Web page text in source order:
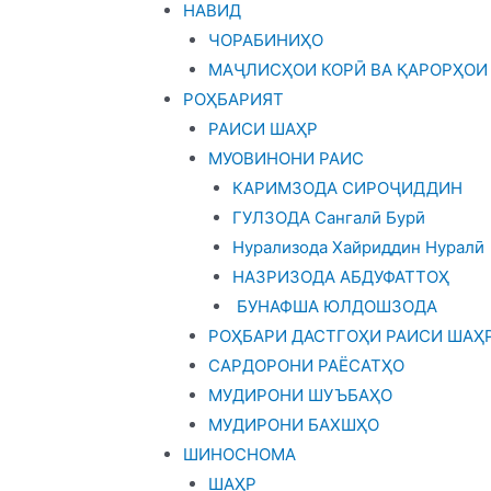
НАВИД
ЧОРАБИНИҲО
МАҶЛИСҲОИ КОРӢ ВА
РОҲБАРИЯТ
РАИСИ ШАҲР
МУОВИНОНИ РАИС
КАРИМЗОДА СИРОҶИДДИН
ГУЛЗОДА Сангалӣ Бурӣ
Нурализода Хайриддин Нуралӣ
НАЗРИЗОДА АБДУФАТТОҲ
БУНАФША ЮЛДОШЗОДА
РОҲБАРИ ДАСТГОҲИ РАИСИ
САРДОРОНИ РАЁСАТҲО
МУДИРОНИ ШУЪБАҲО
МУДИРОНИ БАХШҲО
ШИНОСНОМА
ШАҲР